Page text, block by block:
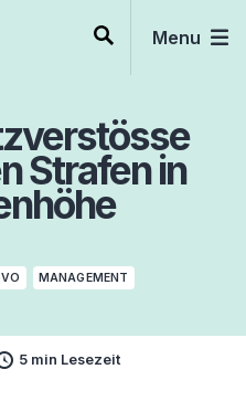
Menu
Strafen in
MANAGEMENT
5 min Lesezeit